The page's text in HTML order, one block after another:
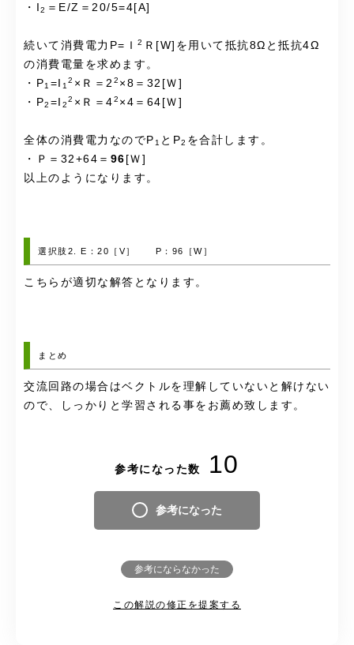
・I
2 ＝E/Z＝20/5=4[A]
続いて消費電力P=Ｉ 2 Ｒ[W]を用いて抵抗8Ωと抵抗4Ω
の消費電量を求めます。
・P1 =I 1
2 ×Ｒ＝2 2 ×8＝32[Ｗ]
・P2 =I 2
2 ×Ｒ＝42 ×4＝64[Ｗ]
全体の消費電力なのでP1 とP2 を合計します。
・Ｐ＝32+64＝ 96 [Ｗ]
以上のようになります。
選択肢2. E：20［V］ P：96［W］
こちらが適切な解答となります。
まとめ
交流回路の場合はベクトルを理解していないと解けない
ので、しっかりと学習される事をお薦め致します。
参考になった数 10
参考になった
参考にならなかった
この解説の修正を提案する